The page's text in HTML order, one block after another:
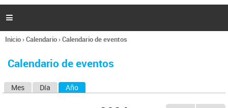
l

Se
usted
Inicio›Calendario›Calendario de eventos
Calendario de eventos
Mes Día Año